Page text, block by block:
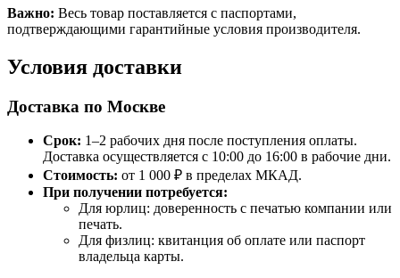
Важно: Весь товар поставляется с паспортами,
подтверждающими гарантийные условия производителя.
Условия доставки
Доставка по Москве
Срок: 1–2 рабочих дня после поступления оплаты.
Доставка осуществляется с 10:00 до 16:00 в рабочие дни.
Стоимость: от 1 000 ₽ в пределах МКАД.
При получении потребуется:
Для юрлиц: доверенность с печатью компании или
печать.
Для физлиц: квитанция об оплате или паспорт
владельца карты.